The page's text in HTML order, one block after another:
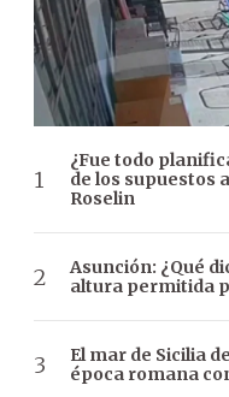
¿Fue todo
de los supuestos
Roselin
Asunción: ¿Qué
altura permitida
El mar de Sicilia
época romana